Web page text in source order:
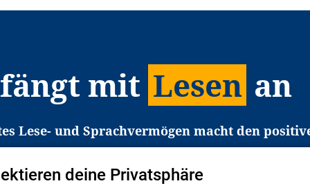
mit Lesen an
Lese- und Sprachvermögen macht den
den Zugang zu Bildung und einem
in Deutschland haben aber große
deine Privatsphäre